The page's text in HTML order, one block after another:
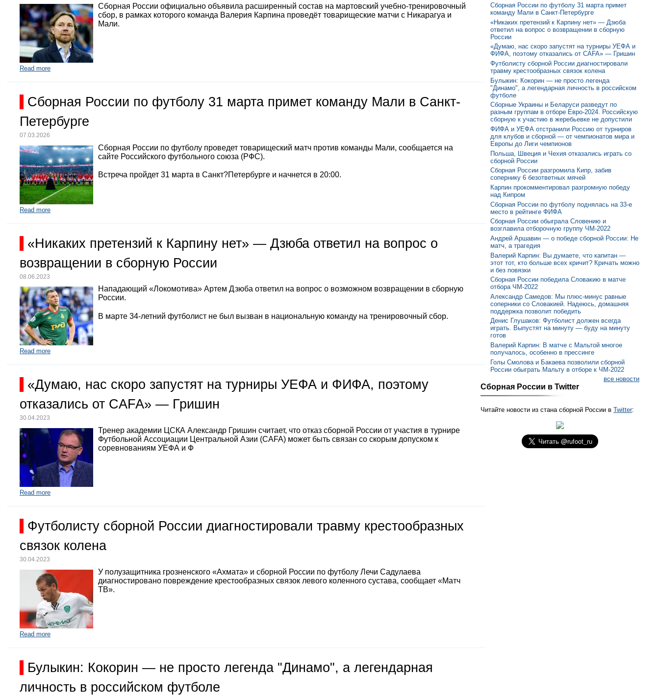
Сборная России официально объявила расширенный состав на мартовский учебно-тренировочный
сбор, в рамках которого команда Валерия Карпина проведёт товарищеские матчи с Никарагуа и
Мали.
Read more
Сборная России по футболу 31 марта примет команду Мали в Санкт-
Петербурге
07.03.2026
Сборная России по футболу проведет товарищеский матч против команды Мали, сообщается на
сайте Российского футбольного союза (РФС).
Встреча пройдет 31 марта в Санкт?Петербурге и начнется в 20:00.
Read more
«Никаких претензий к Карпину нет» — Дзюба ответил на вопрос о
возвращении в сборную России
08.06.2023
Нападающий «Локомотива» Артем Дзюба ответил на вопрос о возможном возвращении в сборную
России.
В марте 34-летний футболист не был вызван в национальную команду на тренировочный сбор.
Read more
«Думаю, нас скоро запустят на турниры УЕФА и ФИФА, поэтому
отказались от CAFA» — Гришин
30.04.2023
Тренер академии ЦСКА Александр Гришин считает, что отказ сборной России от участия в турнире
Футбольной Ассоциации Центральной Азии (CAFA) может быть связан со скорым допуском к
соревнованиям УЕФА и Ф
Read more
Футболисту сборной России диагностировали травму крестообразных
связок колена
30.04.2023
У полузащитника грозненского «Ахмата» и сборной России по футболу Лечи Садулаева
диагностировано повреждение крестообразных связок левого коленного сустава, сообщает «Матч
ТВ».
Read more
Булыкин: Кокорин — не просто легенда "Динамо", а легендарная
личность в российском футболе
Сборная России по футболу 31 марта примет
команду Мали в Санкт-Петербурге
«Никаких претензий к Карпину нет» — Дзюба
ответил на вопрос о возвращении в сборную
России
«Думаю, нас скоро запустят на турниры УЕФА и
ФИФА, поэтому отказались от CAFA» — Гришин
Футболисту сборной России диагностировали
травму крестообразных связок колена
Булыкин: Кокорин — не просто легенда
"Динамо", а легендарная личность в российском
футболе
Сборные Украины и Беларуси разведут по
разным группам в отборе Евро-2024. Российскую
сборную к участию в жеребьевке не допустили
ФИФА и УЕФА отстранили Россию от турниров
для клубов и сборной — от чемпионатов мира и
Европы до Лиги чемпионов
Польша, Швеция и Чехия отказались играть со
сборной России
Сборная России разгромила Кипр, забив
сопернику 6 безответных мячей
Карпин прокомментировал разгромную победу
над Кипром
Сборная России по футболу поднялась на 33-е
место в рейтинге ФИФА
Сборная России обыграла Словению и
возглавила отборочную группу ЧМ-2022
Андрей Аршавин — о победе сборной России: Не
матч, а трагедия
Валерий Карпин: Вы думаете, что капитан —
этот тот, кто больше всех кричит? Кричать можно
и без повязки
Сборная России победила Словакию в матче
отбора ЧМ-2022
Александр Самедов: Мы плюс-минус равные
соперники со Словакией. Надеюсь, домашняя
поддержка позволит победить
Денис Глушаков: Футболист должен всегда
играть. Выпустят на минуту — буду на минуту
готов
Валерий Карпин: В матче с Мальтой многое
получалось, особенно в прессинге
Голы Смолова и Бакаева позволили сборной
России обыграть Мальту в отборе к ЧМ-2022
все новости
Сборная России в Twitter
Читайте новости из стана сборной России в Twitter: